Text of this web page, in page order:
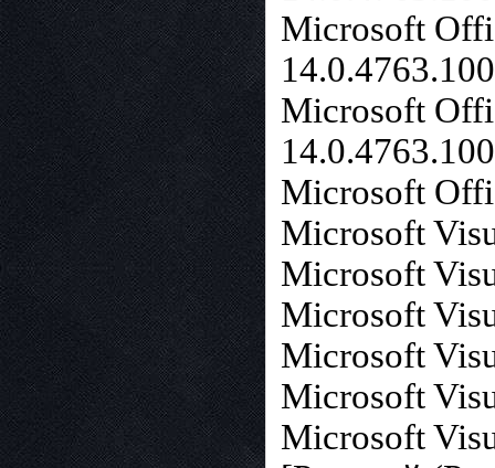
Microsoft
Microsoft
Microsoft
Microsoft
Microsoft
Microsoft
Microsoft
Microsoft
Microsoft